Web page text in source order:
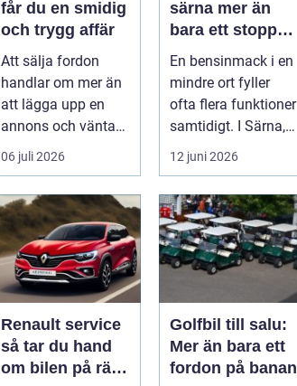
får du en smidig
och trygg affär
Att sälja fordon
handlar om mer än
att lägga upp en
annons och vänta
på svar. Många vill
06 juli 2026
särna mer än
bara ett stopp
längs vägen
En bensinmack i en
mindre ort fyller
ofta flera funktioner
samtidigt. I Särna,
mitt i norra
12 juni 2026
Renault service
så tar du hand
om bilen på rätt
Golfbil till salu:
Mer än bara ett
fordon på banan